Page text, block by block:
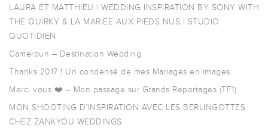
LAURA ET MATTHIEU | WEDDING INSPIRATION BY SONY WITH
THE QUIRKY & LA MARIÉE AUX PIEDS NUS | STUDIO
QUOTIDIEN
Cameroun – Destination Wedding
Thanks 2017 ! Un condensé de mes Mariages en images
Merci vous ❤️ – Mon passage sur Grands Reportages (TF1)
MON SHOOTING D’INSPIRATION AVEC LES BERLINGOTTES
CHEZ ZANKYOU WEDDINGS